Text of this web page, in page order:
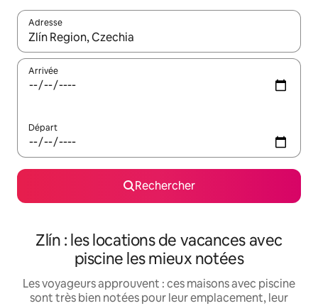
Adresse
Lorsque les résultats s'affichent, utilisez les flèches vers le
Arrivée
Départ
Rechercher
Zlín : les locations de vacances avec
piscine les mieux notées
Les voyageurs approuvent : ces maisons avec piscine
sont très bien notées pour leur emplacement, leur